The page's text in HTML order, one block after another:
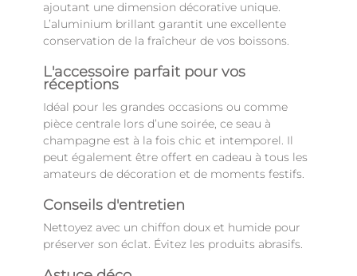
ajoutant une dimension décorative unique.
L’aluminium brillant garantit une excellente
conservation de la fraîcheur de vos boissons.
L'accessoire parfait pour vos
réceptions
Idéal pour les grandes occasions ou comme
pièce centrale lors d’une soirée, ce seau à
champagne est à la fois chic et intemporel. Il
peut également être offert en cadeau à tous les
amateurs de décoration et de moments festifs.
Conseils d'entretien
Nettoyez avec un chiffon doux et humide pour
préserver son éclat. Évitez les produits abrasifs.